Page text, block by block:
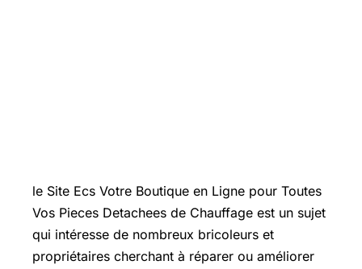
le Site Ecs Votre Boutique en Ligne pour Toutes
Vos Pieces Detachees de Chauffage est un sujet
qui intéresse de nombreux bricoleurs et
propriétaires cherchant à réparer ou améliorer